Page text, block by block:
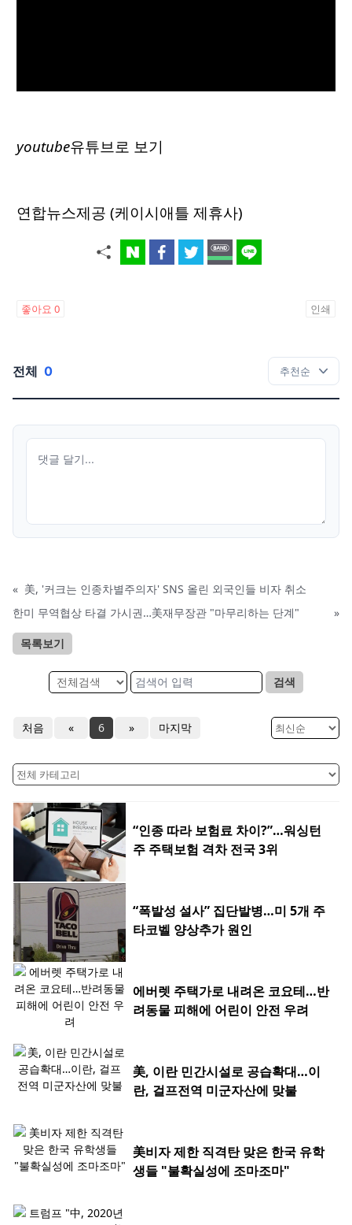
youtube유튜브로 보기
연합뉴스제공 (케이시애틀 제휴사)
좋아요 0 인쇄
전체 0
« 美, '커크는 인종차별주의자' SNS 올린 외국인들 비자 취소
한미 무역협상 타결 가시권…美재무장관 "마무리하는 단계"
»
목록보기
검색
처음 « 6 » 마지막
“인종 따라 보험료 차이?”…워싱턴
주 주택보험 격차 전국 3위
“폭발성 설사” 집단발병…미 5개 주
타코벨 양상추가 원인
에버렛 주택가로 내려온 코요테…반
려동물 피해에 어린이 안전 우려
美, 이란 민간시설로 공습확대…이
란, 걸프전역 미군자산에 맞불
美비자 제한 직격탄 맞은 한국 유학
생들 "불확실성에 조마조마"